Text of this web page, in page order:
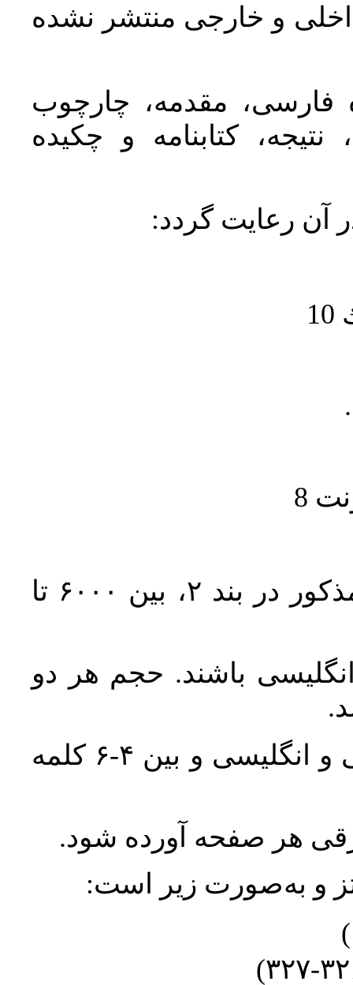
و خارجی منتشر نشده
فارسی، مقدمه، چارچوب
کتابنامه و چکیده
آن رعايت گردد:
حجم کل مقاله با احتساب تمام بخش‌های مذکور در بند ۲، بین ۶۰۰۰ تا
باشند. حجم هر دو
واژگان کلیدی بلافاصله پس از چکیده فارسی و انگلیسی و بین ۴-۶ کلمه
هر صفحه آورده شود.
و به‌صورت زیر است: